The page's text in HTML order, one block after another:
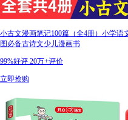
小古文漫画笔记100篇（全4册）小学
图必备古诗文少儿漫画书
99%好评 20万+评价
立即抢购